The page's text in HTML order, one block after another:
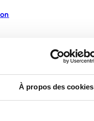
À propos des cookies
de France